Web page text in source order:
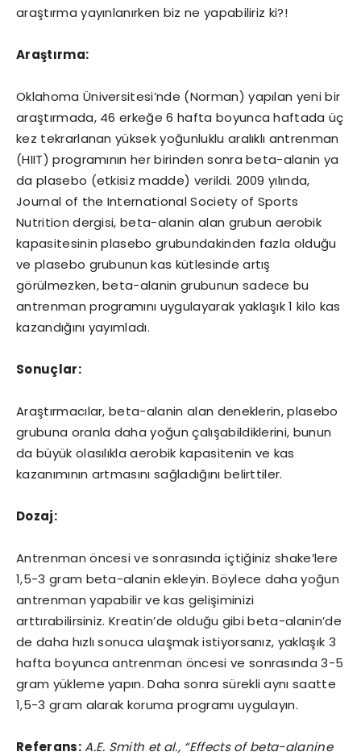
araştırma yayınlanırken biz ne yapabiliriz ki?!
Araştırma:
Oklahoma Üniversitesi’nde (Norman) yapılan yeni bir
araştırmada, 46 erkeğe 6 hafta boyunca haftada üç
kez tekrarlanan yüksek yoğunluklu aralıklı antrenman
(HIIT) programının her birinden sonra beta-alanin ya
da plasebo (etkisiz madde) verildi. 2009 yılında,
Journal of the International Society of Sports
Nutrition dergisi, beta-alanin alan grubun aerobik
kapasitesinin plasebo grubundakinden fazla olduğu
ve plasebo grubunun kas kütlesinde artış
görülmezken, beta-alanin grubunun sadece bu
antrenman programını uygulayarak yaklaşık 1 kilo kas
kazandığını yayımladı.
Sonuçlar:
Araştırmacılar, beta-alanin alan deneklerin, plasebo
grubuna oranla daha yoğun çalışabildiklerini, bunun
da büyük olasılıkla aerobik kapasitenin ve kas
kazanımının artmasını sağladığını belirttiler.
Dozaj:
Antrenman öncesi ve sonrasında içtiğiniz shake’lere
1,5-3 gram beta-alanin ekleyin. Böylece daha yoğun
antrenman yapabilir ve kas gelişiminizi
arttırabilirsiniz. Kreatin’de olduğu gibi beta-alanin’de
de daha hızlı sonuca ulaşmak istiyorsanız, yaklaşık 3
hafta boyunca antrenman öncesi ve sonrasında 3-5
gram yükleme yapın. Daha sonra sürekli aynı saatte
1,5-3 gram alarak koruma programı uygulayın.
Referans: A.E. Smith et al., “Effects of beta-alanine